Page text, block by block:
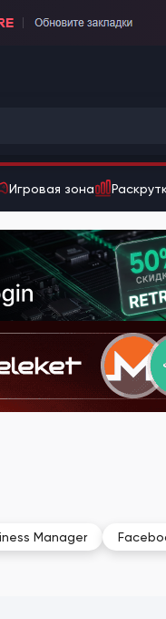
Игровая зона
Manager